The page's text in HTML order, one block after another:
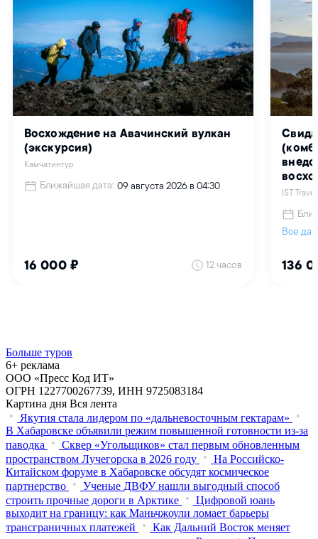
Больше туров
6+ реклама
ООО «Пресс Код ИТ»
ОГРН 1227700267739, ИНН 9725083184
Картина дня Вся лента
Якутия стала лидером по «дальневосточным гектарам»
В Хабаровске объявили режим повышенной готовности из‑за
паводка
Сквер «Угольщиков» стал первым обновленным
пространством Лучегорска в 2026 году
На Российско-
Китайском форуме в Хабаровске обсудят космическое
партнерство
Ученые ДВФУ нашли выгодный способ
строить прочные дороги в Арктике
Цифровой юань
выходит на границу: как Маньчжоули ломает барьеры
трансграничных платежей
Как Дальний Восток меняет